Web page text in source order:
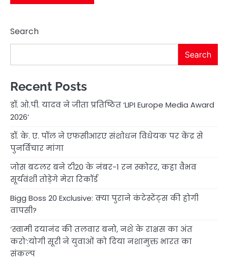
Search
Search
Recent Posts
डॉ. ओ.पी. यादव ने जीता प्रतिष्ठित ‘LIPI Europe Media Award
2026’
डॉ. के. ए. पॉल ने एफसीआरए संशोधन विधेयक पर केंद्र से
पुनर्विचार मांगा
जोस बटलर बने टी20 के नंबर-1 रन स्कोरर, कहा वैभव
सूर्यवंशी तोड़ेंगे मेरा रिकॉर्ड
Bigg Boss 20 Exclusive: क्या पुराने कंटेस्टेंट्स की होगी
वापसी?
‘स्वामी दयानंद की तलवार बनो, नशे के राक्षस का अंत
करो’:योगी सूरी ने युवाओं को दिया नशामुक्त भारत का
संकल्प